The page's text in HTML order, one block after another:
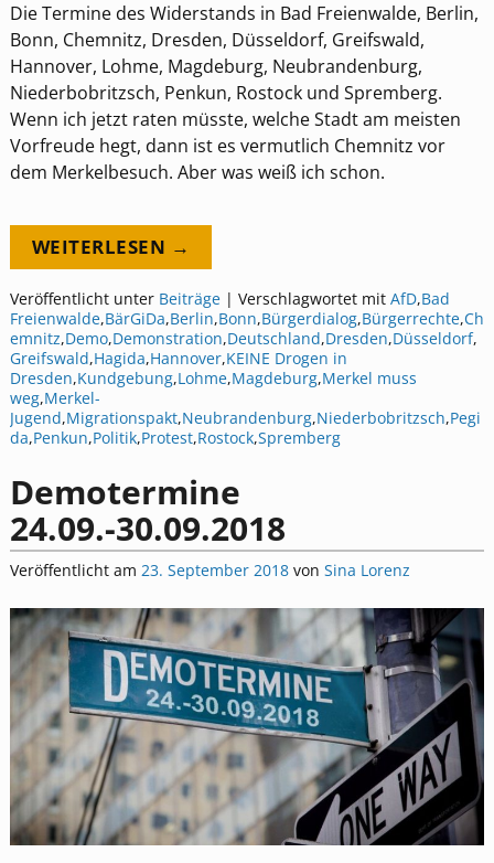
Die Termine des Widerstands in Bad Freienwalde, Berlin,
Bonn, Chemnitz, Dresden, Düsseldorf, Greifswald,
Hannover, Lohme, Magdeburg, Neubrandenburg,
Niederbobritzsch, Penkun, Rostock und Spremberg.
Wenn ich jetzt raten müsste, welche Stadt am meisten
Vorfreude hegt, dann ist es vermutlich Chemnitz vor
dem Merkelbesuch. Aber was weiß ich schon.
WEITERLESEN →
Veröffentlicht unter Beiträge| Verschlagwortet mit AfD,Bad
Freienwalde,BärGiDa,Berlin,Bonn,Bürgerdialog,Bürgerrechte,Ch
emnitz,Demo,Demonstration,Deutschland,Dresden,Düsseldorf,
Greifswald,Hagida,Hannover,KEINE Drogen in
Dresden,Kundgebung,Lohme,Magdeburg,Merkel muss
weg,Merkel-
Jugend,Migrationspakt,Neubrandenburg,Niederbobritzsch,Pegi
da,Penkun,Politik,Protest,Rostock,Spremberg
Demotermine
24.09.-30.09.2018
Veröffentlicht am 23. September 2018 von Sina Lorenz